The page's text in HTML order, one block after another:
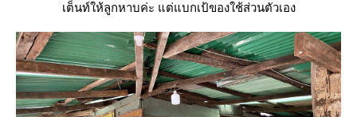
เต็นท์ให้ลูกหาบค่ะ แต่แบกเป้ของใช้ส่วนตัวเอง